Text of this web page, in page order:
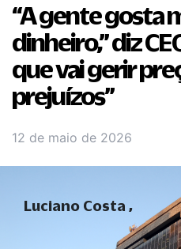
“A gente gosta
dinheiro,” diz
que vai gerir
prejuízos”
12 de maio de 2026
Luciano Costa